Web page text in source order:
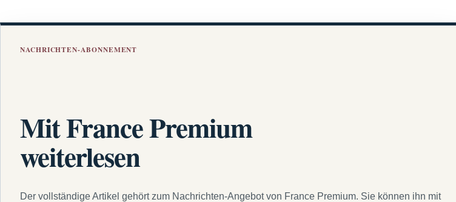
NACHRICHTEN-ABONNEMENT
Mit France Premium
weiterlesen
Der vollständige Artikel gehört zum Nachrichten-Angebot von France Premium. Sie können ihn mit